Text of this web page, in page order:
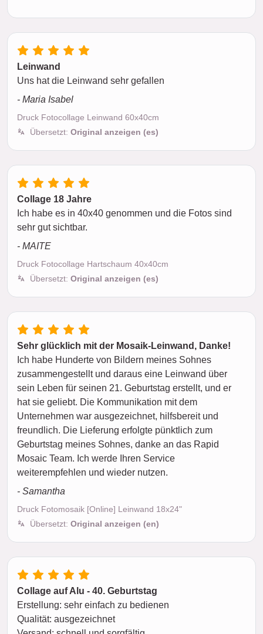
Leinwand
Uns hat die Leinwand sehr gefallen
- Maria Isabel
Druck Fotocollage Leinwand 60x40cm
Übersetzt: Original anzeigen (es)
Collage 18 Jahre
Ich habe es in 40x40 genommen und die Fotos sind
sehr gut sichtbar.
- MAITE
Druck Fotocollage Hartschaum 40x40cm
Übersetzt: Original anzeigen (es)
Sehr glücklich mit der Mosaik-Leinwand, Danke!
Ich habe Hunderte von Bildern meines Sohnes
zusammengestellt und daraus eine Leinwand über
sein Leben für seinen 21. Geburtstag erstellt, und er
hat sie geliebt. Die Kommunikation mit dem
Unternehmen war ausgezeichnet, hilfsbereit und
freundlich. Die Lieferung erfolgte pünktlich zum
Geburtstag meines Sohnes, danke an das Rapid
Mosaic Team. Ich werde Ihren Service
weiterempfehlen und wieder nutzen.
- Samantha
Druck Fotomosaik [Online] Leinwand 18x24"
Übersetzt: Original anzeigen (en)
Collage auf Alu - 40. Geburtstag
Erstellung: sehr einfach zu bedienen
Qualität: ausgezeichnet